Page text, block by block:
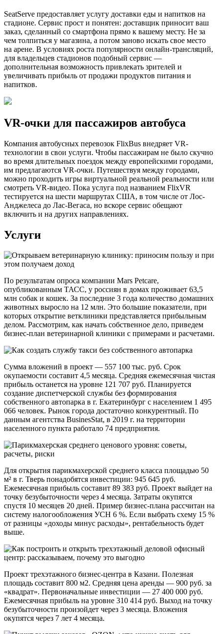
SeatServe предоставляет услугу доставки еды и напитков на
стадионе. Сервис прост и понятен: доставщик приносит ваш
заказ, сделанный со смартфона прямо к вашему месту. Не за
чем толпиться у магазина, а потом заново искать свое место
на арене. В условиях роста популярности онлайн-трансляций,
для владельцев стадионов подобный сервис —
дополнительная возможность привлекать зрителей и
увеличивать прибыль от продажи продуктов питания и
напитков.
VR-очки для пассажиров автобуса
Компания автобусных перевозок FlixBus внедряет VR-
технологии в свои услуги. Чтобы пассажирам не было скучно
во время длительных поездок между европейскими городами,
им предлагаются VR-очки. Путешествуя между городами,
можно проходить игры виртуальной реальной реальности или
смотреть VR-видео. Пока услуга под названием FlixVR
тестируется на шести маршрутах США, в том числе от Лос-
Анджелеса до Лас-Вегаса, но вскоре сервис обещают
включить и на других направлениях.
Услуги
По результатам опроса компании Mars Petcare,
опубликованным ТАСС, у россиян в домах проживает 63,5
млн собак и кошек. За последние 3 года количество домашних
животных выросло на 12 млн. Это большие показатели, при
которых открытие ветклиники представляется прибыльным
делом. Рассмотрим, как начать собственное дело, приведем
бизнес-план ветеринарной клиники с примерами и расчетами.
Сумма вложений в проект — 557 100 тыс. руб. Срок
окупаемости составит 4,5 месяца. Средняя ежемесячная чистая
прибыль останется на уровне 121 707 руб. Планируется
создание диспетчерской службы без формирования
собственного автопарка в г. Екатеринбург с населением 1 495
066 человек. Рынок города достаточно конкурентный. По
данным агентства BusinesStat, в 2019 г. на территории
населенного пункта работало 74 предприятия.
Для открытия парикмахерской среднего класса площадью 50
м² в г. Тверь понадобятся инвестиции: 945 645 руб.
Ежемесячная прибыль составит 89 383 руб. Проект выйдет на
точку безубыточности через 4 месяца. Затраты окупятся
спустя 10 месяцев 20 дней. Пример бизнес-плана рассчитан на
систему налогообложения УСН 6 %. Если выбрать схему 15 %
от разницы «доходы минус расходы», рентабельность будет
выше.
Проект трехэтажного бизнес-центра в Казани. Полезная
площадь составит 800 м2. Средняя цена аренды — 900 руб. за
«квадрат». Первоначальные инвестиции — 27 400 000 руб.
Ежемесячная прибыль на уровне 310 414 руб. Выход на точку
безубыточности произойдет через 3 месяца. Вложения
окупятся через 7 лет 4 месяца.